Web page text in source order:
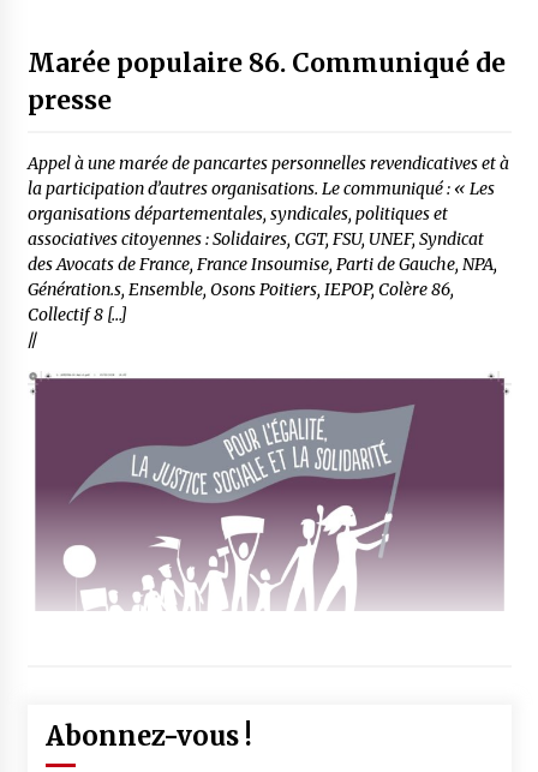
Marée populaire 86. Communiqué de
presse
Appel à une marée de pancartes personnelles revendicatives et à
la participation d’autres organisations. Le communiqué : « Les
organisations départementales, syndicales, politiques et
associatives citoyennes : Solidaires, CGT, FSU, UNEF, Syndicat
des Avocats de France, France Insoumise, Parti de Gauche, NPA,
Génération.s, Ensemble, Osons Poitiers, IEPOP, Colère 86,
Collectif 8 […]
//
Abonnez-vous !